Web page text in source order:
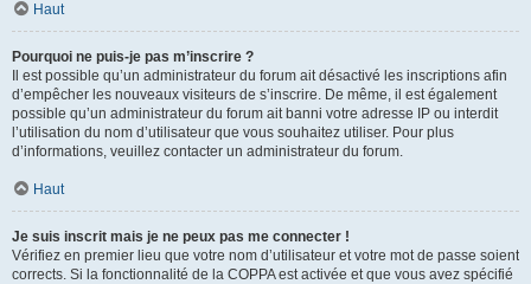
Haut
Pourquoi ne puis-je pas m’inscrire ?
Il est possible qu’un administrateur du forum ait désactivé les inscriptions afin
d’empêcher les nouveaux visiteurs de s’inscrire. De même, il est également
possible qu’un administrateur du forum ait banni votre adresse IP ou interdit
l’utilisation du nom d’utilisateur que vous souhaitez utiliser. Pour plus
d’informations, veuillez contacter un administrateur du forum.
Haut
Je suis inscrit mais je ne peux pas me connecter !
Vérifiez en premier lieu que votre nom d’utilisateur et votre mot de passe soient
corrects. Si la fonctionnalité de la COPPA est activée et que vous avez spécifié